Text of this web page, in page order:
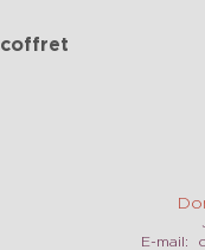
coffret
E-mail: